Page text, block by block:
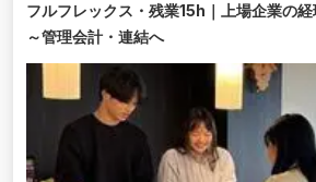
フルフレックス・残業15h｜上場企業の
～管理会計・連結へ